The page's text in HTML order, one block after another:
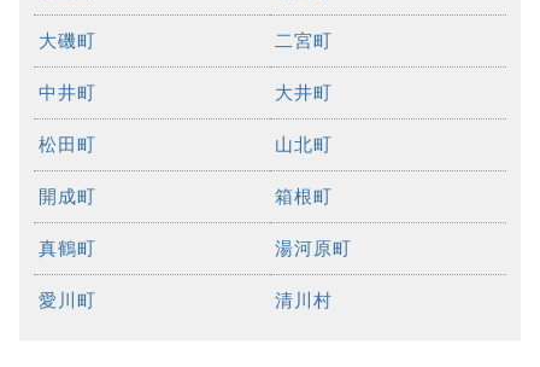
大磯町 二宮町
中井町 大井町
松田町 山北町
開成町 箱根町
真鶴町 湯河原町
愛川町 清川村